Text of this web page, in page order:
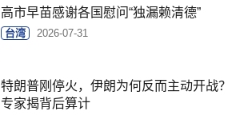
高市早苗感谢各国慰问“独漏赖清德”
台湾 2026-07-31
特朗普刚停火，伊朗为何反而主动开战？
专家揭背后算计